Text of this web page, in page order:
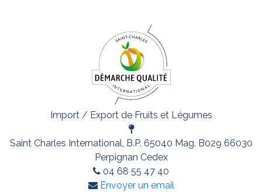
Import / Export de Fruits et Légumes
Saint Charles International, B.P. 65040 Mag. B029 66030
Perpignan Cedex
04 68 55 47 40
Envoyer un email